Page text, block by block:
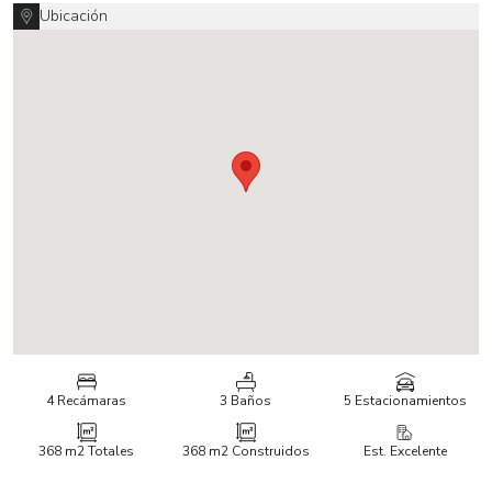
Ubicación
4 Recámaras 3 Baños 5 Estacionamientos
368 m2Totales 368 m2Construidos Est. Excelente